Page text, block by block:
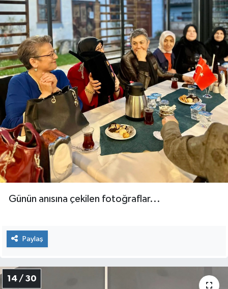
Günün anısına çekilen fotoğraflar...
Paylaş
14 / 30